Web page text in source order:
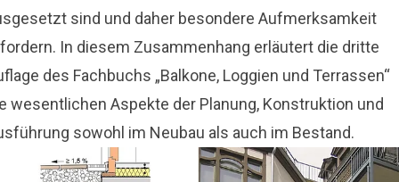
sind und daher besondere Aufmerksamkeit
In diesem Zusammenhang erläutert die dritte
des Fachbuchs „Balkone, Loggien und Terrassen“
wesentlichen Aspekte der Planung, Konstruktion und
sowohl im Neubau als auch im Bestand.